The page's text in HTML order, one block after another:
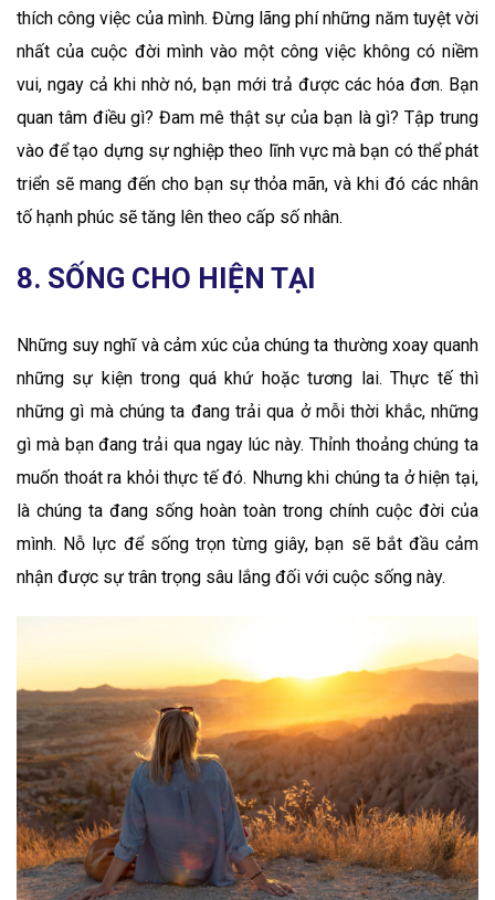
thích công việc của mình. Đừng lãng phí những năm tuyệt vời
nhất của cuộc đời mình vào một công việc không có niềm
vui, ngay cả khi nhờ nó, bạn mới trả được các hóa đơn. Bạn
quan tâm điều gì? Đam mê thật sự của bạn là gì? Tập trung
vào để tạo dựng sự nghiệp theo lĩnh vực mà bạn có thể phát
triển sẽ mang đến cho bạn sự thỏa mãn, và khi đó các nhân
tố hạnh phúc sẽ tăng lên theo cấp số nhân.
8. SỐNG CHO HIỆN TẠI
Những suy nghĩ và cảm xúc của chúng ta thường xoay quanh
những sự kiện trong quá khứ hoặc tương lai. Thực tế thì
những gì mà chúng ta đang trải qua ở mỗi thời khắc, những
gì mà bạn đang trải qua ngay lúc này. Thỉnh thoảng chúng ta
muốn thoát ra khỏi thực tế đó. Nhưng khi chúng ta ở hiện tại,
là chúng ta đang sống hoàn toàn trong chính cuộc đời của
mình. Nỗ lực để sống trọn từng giây, bạn sẽ bắt đầu cảm
nhận được sự trân trọng sâu lắng đối với cuộc sống này.